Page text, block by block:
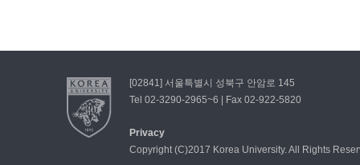
[02841] 서울특별시 성북구 안암로 145
Tel 02-3290-2965~6 | Fax 02-922-5820
Privacy
Copyright (C)2017 Korea University. All Rights